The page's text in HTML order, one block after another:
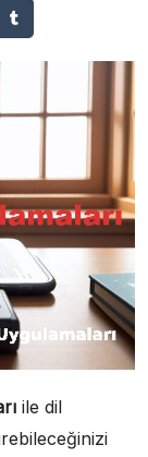
ile dil